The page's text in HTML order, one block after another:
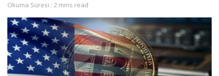
Okuma Süresi : 2 mins read